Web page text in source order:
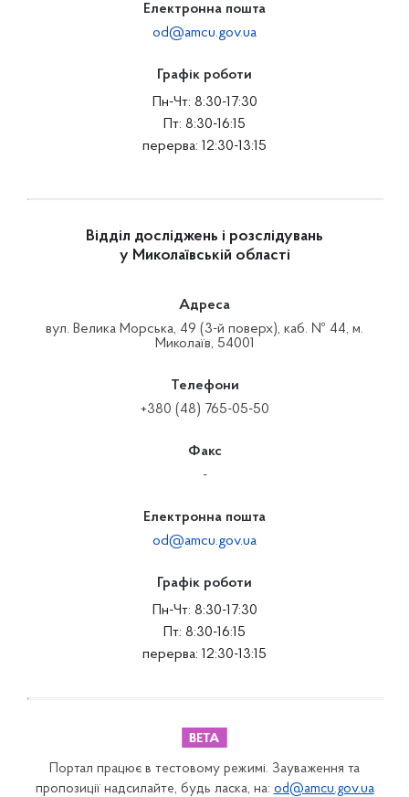
Електронна пошта
od@amcu.gov.ua
Графік роботи
Пн-Чт: 8:30-17:30
Пт: 8:30-16:15
перерва: 12:30-13:15
Відділ досліджень і розслідувань
у Миколаївській області
Адреса
вул. Велика Морська, 49 (3-й поверх), каб. № 44, м.
Миколаїв, 54001
Телефони
+380 (48) 765-05-50
Факс
-
Електронна пошта
od@amcu.gov.ua
Графік роботи
Пн-Чт: 8:30-17:30
Пт: 8:30-16:15
перерва: 12:30-13:15
Портал працює в тестовому режимі. Зауваження та
пропозиції надсилайте, будь ласка, на: od@amcu.gov.ua